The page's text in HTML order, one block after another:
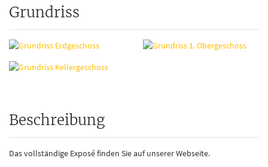
Grundriss
Beschreibung
Das vollständige Exposé finden Sie auf unserer Webseite.